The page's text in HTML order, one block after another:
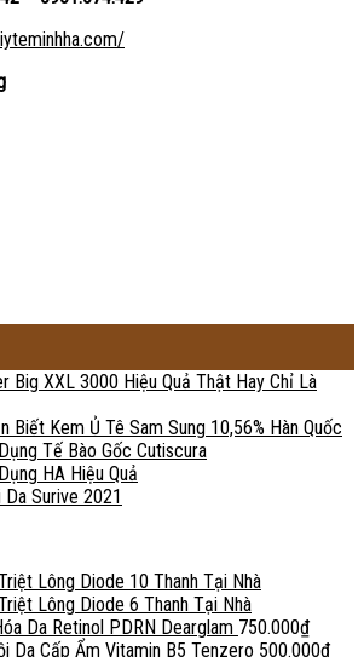
Big XXL 3000 Hiệu Quả Thật Hay Chỉ Là
Biết Kem Ủ Tê Sam Sung 10,56% Hàn Quốc
Tế Bào Gốc Cutiscura
HA Hiệu Quả
Surive 2021
Lông Diode 10 Thanh Tại Nhà
Lông Diode 6 Thanh Tại Nhà
Da Retinol PDRN Dearglam 750.000₫
Da Cấp Ẩm Vitamin B5 Tenzero 500.000₫